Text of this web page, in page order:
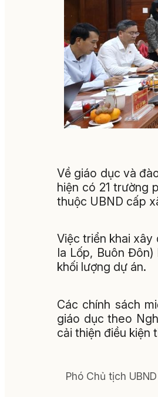
Về giáo dục và
hiện có 21 trường
thuộc UBND cấp
Việc triển khai
Ia Lốp, Buôn
khối lượng dự án.
Các chính sách
giáo dục theo
cải thiện điều kiện
Phó Chủ tịch